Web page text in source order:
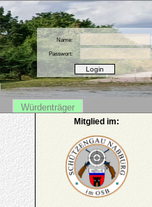
Name:
Passwort:
Würdenträger
Mitglied im: